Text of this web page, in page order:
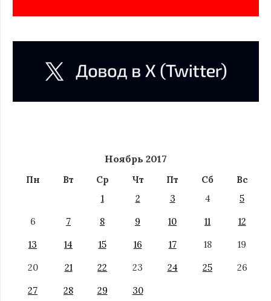
Ноябрь 2017
Пн Вт Ср Чт Пт Сб
Вс
1
2 3 4
5
6
7 8 9 10 11
12
13
14 15 16 17 18
19
20
21 22 23 24 25
26
27
28 29
30